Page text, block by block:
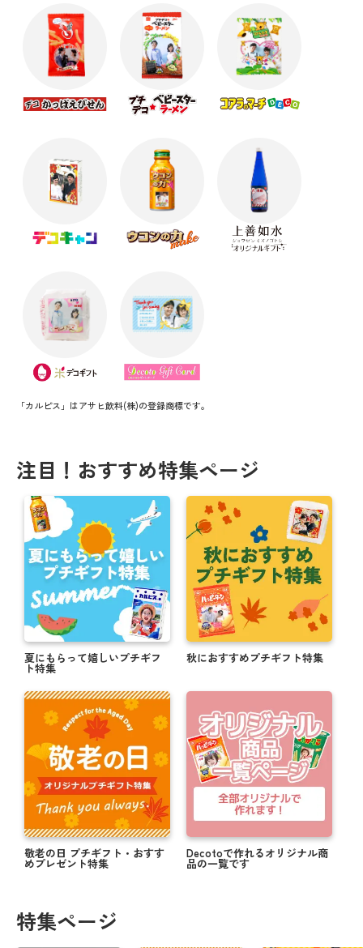
「カルピス」はアサヒ飲料(株)の登録商標です。
注目！おすすめ特集ページ
夏にもらって嬉しいプチギフ
ト特集
秋におすすめプチギフト特集
敬老の日 プチギフト・おすす
めプレゼント特集
Decotoで作れるオリジナル商
品の一覧です
特集ページ